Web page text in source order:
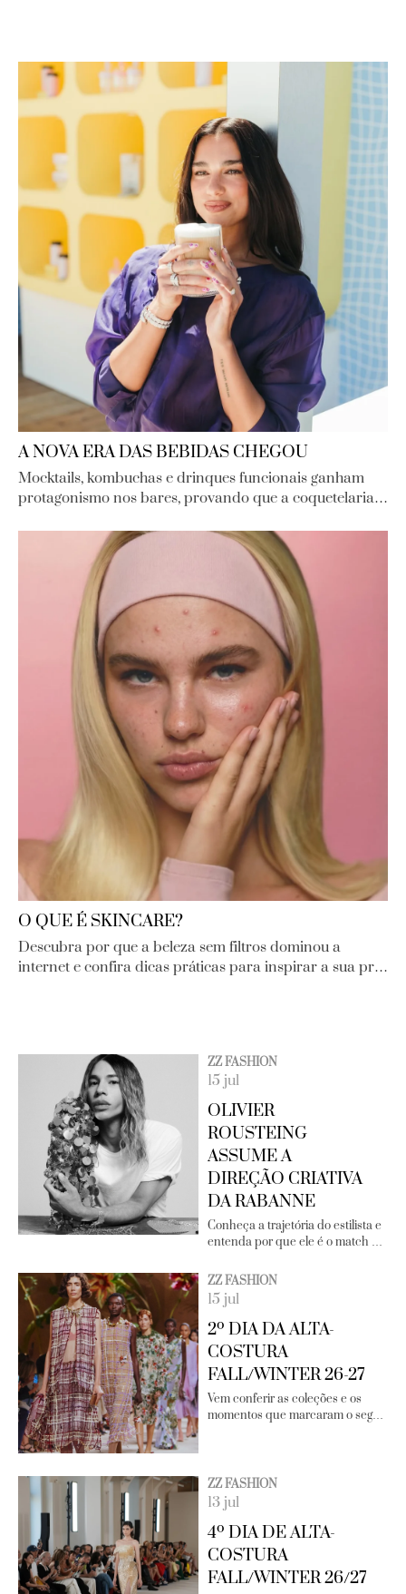
A NOVA ERA DAS BEBIDAS CHEGOU
Mocktails, kombuchas e drinques funcionais ganham
protagonismo nos bares, provando que a coquetelaria…
O QUE É SKINCARE?
Descubra por que a beleza sem filtros dominou a
internet e confira dicas práticas para inspirar a sua pr…
ZZ FASHION
15 jul
OLIVIER
ROUSTEING
ASSUME A
DIREÇÃO CRIATIVA
DA RABANNE
Conheça a trajetória do estilista e
entenda por que ele é o match …
ZZ FASHION
15 jul
2º DIA DA ALTA-
COSTURA
FALL/WINTER 26-27
Vem conferir as coleções e os
momentos que marcaram o seg…
ZZ FASHION
13 jul
4º DIA DE ALTA-
COSTURA
FALL/WINTER 26/27